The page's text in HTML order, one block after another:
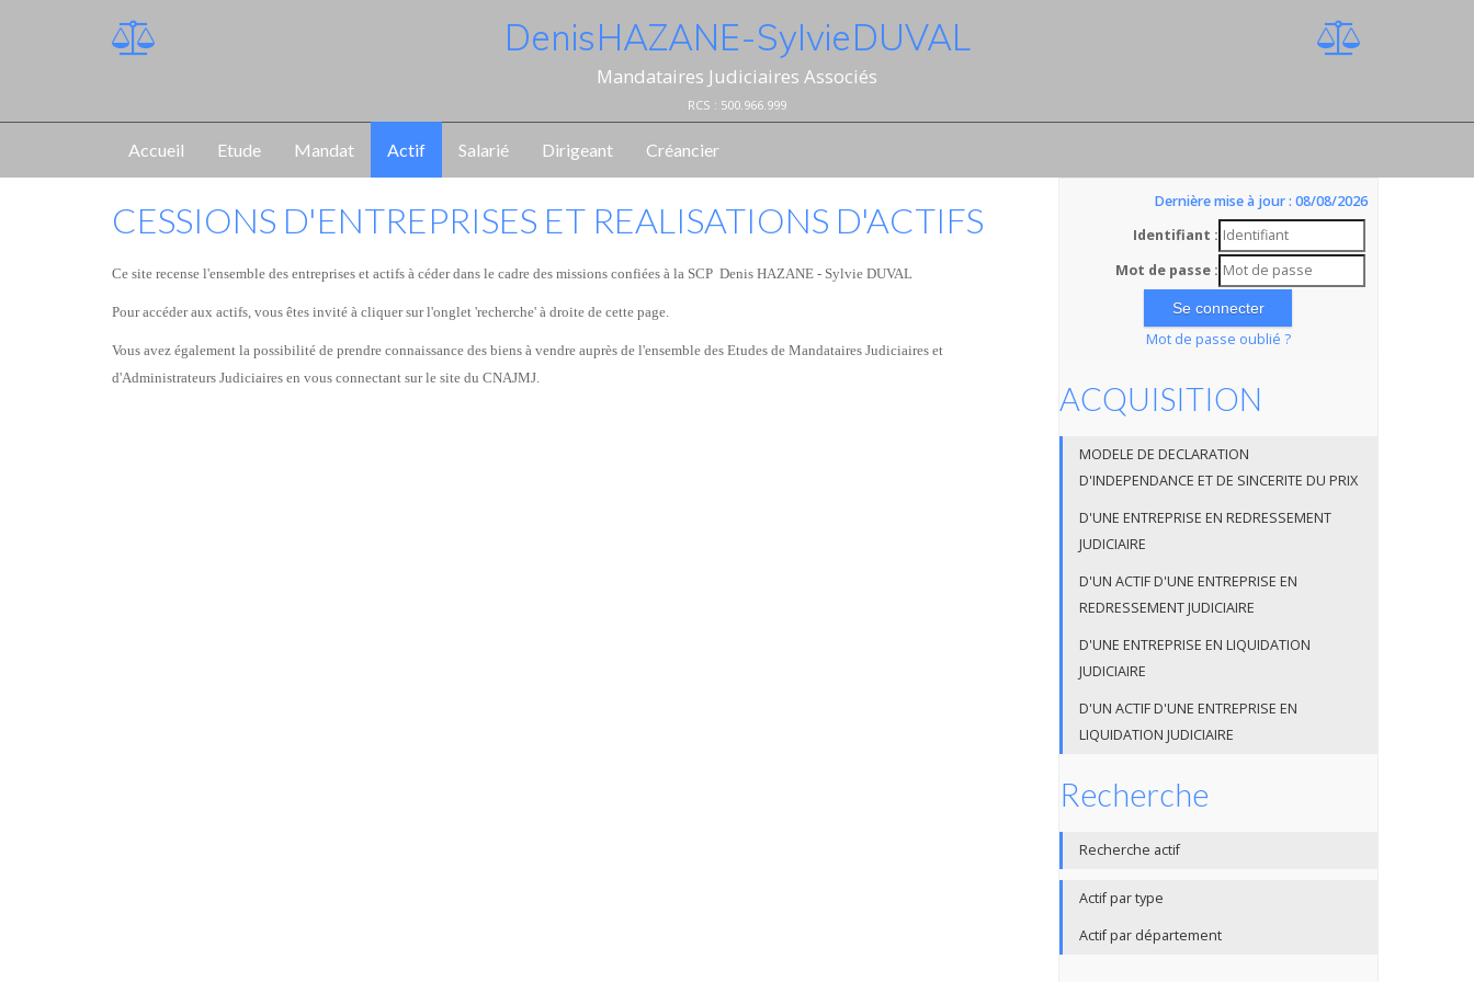
Denis HAZANE - Sylvie DUVAL
Mandataires Judiciaires Associés
RCS : 500.966.999
Accueil Etude Mandat Actif Salarié Dirigeant Créancier
CESSIONS D'ENTREPRISES ET REALISATIONS D'ACTIFS
Ce site recense l'ensemble des entreprises et actifs à céder dans le cadre des missions confiées à la SCP Denis HAZANE - Sylvie DUVAL
Pour accéder aux actifs, vous êtes invité à cliquer sur l'onglet 'recherche' à droite de cette page.
Vous avez également la possibilité de prendre connaissance des biens à vendre auprès de l'ensemble des Etudes de Mandataires Judiciaires et
d'Administrateurs Judiciaires en vous connectant sur le site du CNAJMJ.
Dernière mise à jour : 08/08/2026
Identifiant :
Mot de passe :
Mot de passe oublié ?
ACQUISITION
MODELE DE DECLARATION
D'INDEPENDANCE ET DE SINCERITE DU PRIX
D'UNE ENTREPRISE EN REDRESSEMENT
JUDICIAIRE
D'UN ACTIF D'UNE ENTREPRISE EN
REDRESSEMENT JUDICIAIRE
D'UNE ENTREPRISE EN LIQUIDATION
JUDICIAIRE
D'UN ACTIF D'UNE ENTREPRISE EN
LIQUIDATION JUDICIAIRE
Recherche
Recherche actif
Actif par type
Actif par département